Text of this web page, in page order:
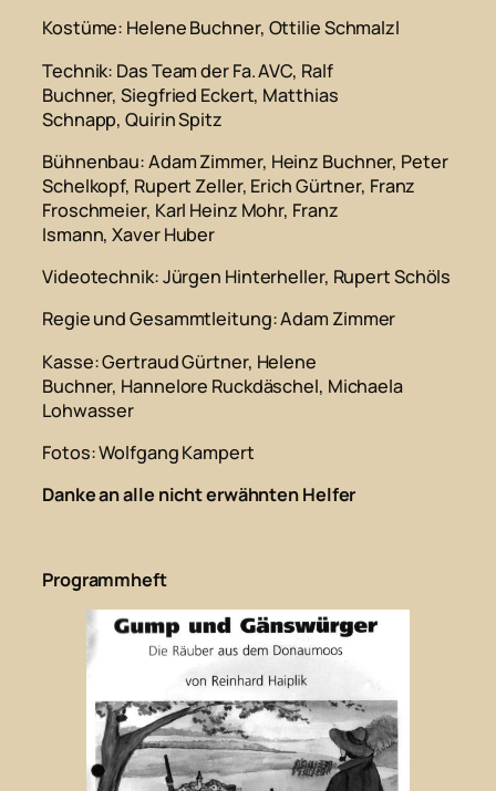
Kostüme: Helene Buchner, Ottilie Schmalzl
Technik: Das Team der Fa. AVC, Ralf
Buchner, Siegfried Eckert, Matthias
Schnapp, Quirin Spitz
Bühnenbau: Adam Zimmer, Heinz Buchner, Peter
Schelkopf, Rupert Zeller, Erich Gürtner, Franz
Froschmeier, Karl Heinz Mohr, Franz
Ismann, Xaver Huber
Videotechnik: Jürgen Hinterheller, Rupert Schöls
Regie und Gesammtleitung: Adam Zimmer
Kasse: Gertraud Gürtner, Helene
Buchner, Hannelore Ruckdäschel, Michaela
Lohwasser
Fotos: Wolfgang Kampert
Danke an alle nicht erwähnten Helfer
Programmheft